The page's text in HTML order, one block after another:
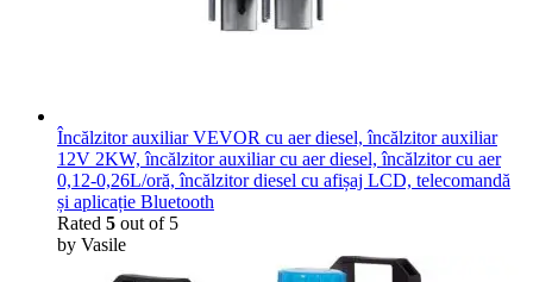
Încălzitor auxiliar VEVOR cu aer diesel, încălzitor auxiliar
12V 2KW, încălzitor auxiliar cu aer diesel, încălzitor cu aer
0,12-0,26L/oră, încălzitor diesel cu afișaj LCD, telecomandă
și aplicație Bluetooth
Rated 5 out of 5
by Vasile